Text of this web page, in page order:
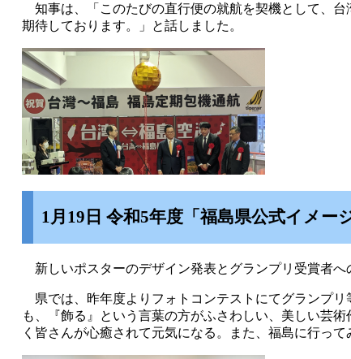
知事は、「このたびの直行便の就航を契機として、
期待しております。」と話しました。
1月19日 令和5年度「福島県公式イメー
新しいポスターのデザイン発表とグランプリ受賞者へ
県では、昨年度よりフォトコンテストにてグランプリ
も、『飾る』という言葉の方がふさわしい、美しい芸
く皆さんが心癒されて元気になる。また、福島に行っ